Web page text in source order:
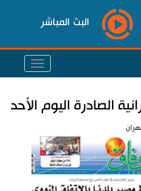
البث المباشر
الصادرة اليوم الأحد